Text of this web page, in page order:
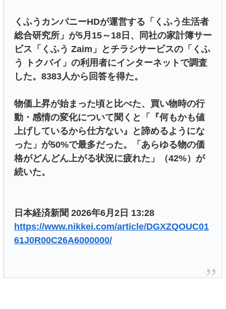
くふうカンパニーHDが運営する「くふう生活者
総合研究所」が5月15～18日、同社の家計簿サー
ビス「くふう Zaim」とチラシサービスの「くふ
う トクバイ」の利用者にインターネットで調査
した。8383人から回答を得た。
物価上昇が始まった頃と比べた、買い物時の行
動・感情の変化について聞くと「『何もかも値
上げしているから仕方ない』と諦めるようにな
った」が50%で最多だった。「あらゆる物の価
格がどんどん上がる状況に疲れた」（42%）が
続いた。
日本経済新聞 2026年6月2日 13:28
https://www.nikkei.com/article/DGXZQOUC01
61J0R00C26A6000000/